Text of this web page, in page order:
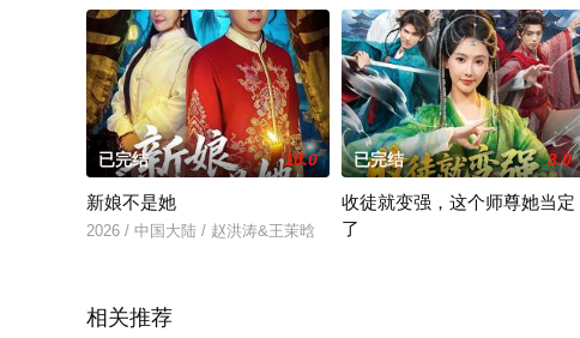
已完结 10.0
新娘不是她
2026 / 中国大陆 / 赵洪涛&王茉晗
已完结 3.0
收徒就变强，这个师尊她当定
了
相关推荐